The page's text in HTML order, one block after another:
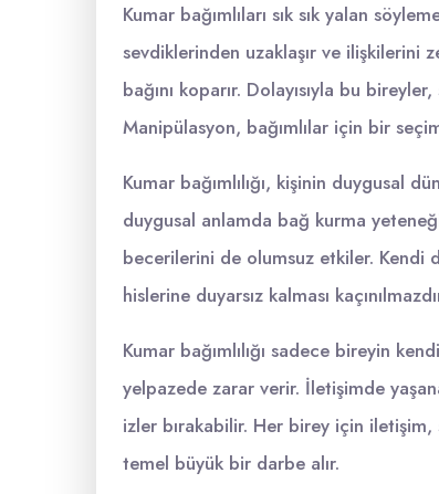
Kumar bağımlıları sık sık yalan
sevdiklerinden uzaklaşır ve ilişkilerini
bağını koparır. Dolayısıyla bu
Manipülasyon, bağımlılar için bir
Kumar bağımlılığı, kişinin duygusal
duygusal anlamda bağ kurma
becerilerini de olumsuz etkiler. Kendi
hislerine duyarsız kalması
Kumar bağımlılığı sadece bireyin
yelpazede zarar verir. İletişimde
izler bırakabilir. Her birey için iletişim,
temel büyük bir darbe alır.